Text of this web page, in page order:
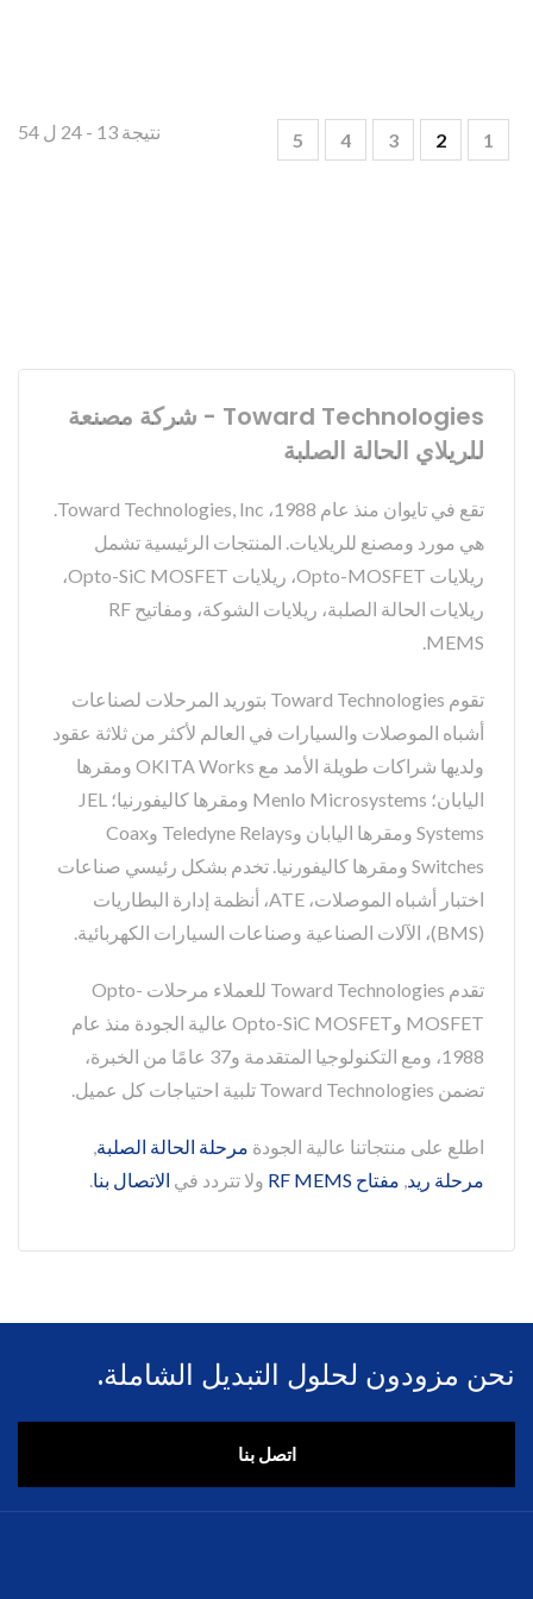
نتيجة 13 - 24 ل 54 1
2
3
4
5
Toward Technologies - شركة مصنعة
للريلاي الحالة الصلبة
تقع في تايوان منذ عام 1988، Toward Technologies, Inc.
هي مورد ومصنع للريلايات. المنتجات الرئيسية تشمل
ريلايات Opto-MOSFET، ريلايات Opto-SiC MOSFET،
ريلايات الحالة الصلبة، ريلايات الشوكة، ومفاتيح RF
MEMS.
تقوم Toward Technologies بتوريد المرحلات لصناعات
أشباه الموصلات والسيارات في العالم لأكثر من ثلاثة عقود
ولديها شراكات طويلة الأمد مع OKITA Works ومقرها
اليابان؛ Menlo Microsystems ومقرها كاليفورنيا؛ JEL
Systems ومقرها اليابان وTeledyne Relays وCoax
Switches ومقرها كاليفورنيا. تخدم بشكل رئيسي صناعات
اختبار أشباه الموصلات، ATE، أنظمة إدارة البطاريات
(BMS)، الآلات الصناعية وصناعات السيارات الكهربائية.
تقدم Toward Technologies للعملاء مرحلات Opto-
MOSFET وOpto-SiC MOSFET عالية الجودة منذ عام
1988، ومع التكنولوجيا المتقدمة و37 عامًا من الخبرة،
تضمن Toward Technologies تلبية احتياجات كل عميل.
اطلع على منتجاتنا عالية الجودة مرحلة الحالة الصلبة,
مرحلة ريد, مفتاح RF MEMS ولا تتردد في الاتصال بنا.
نحن مزودون لحلول التبديل الشاملة.
اتصل بنا